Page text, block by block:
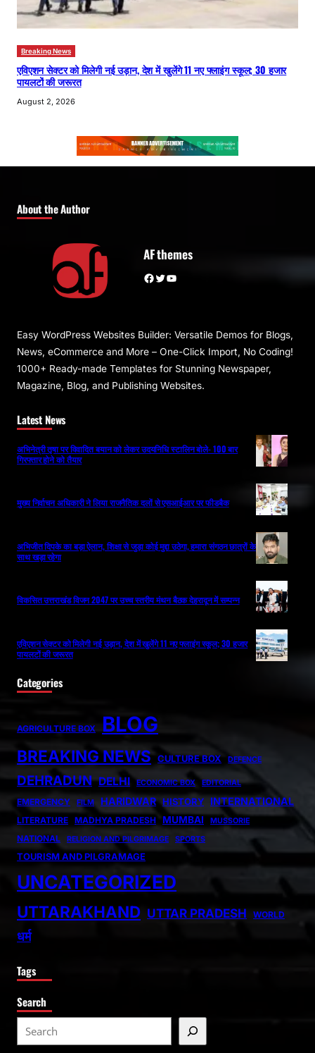
Breaking News
एविएशन सेक्टर को मिलेगी नई उड़ान, देश में खुलेंगे 11 नए फ्लाइंग स्कूल; 30 हजार
पायलटों की जरूरत
August 2, 2026
About the Author
AF themes
Facebook Twitter YouTube
Easy WordPress Websites Builder: Versatile Demos for Blogs,
News, eCommerce and More – One-Click Import, No Coding!
1000+ Ready-made Templates for Stunning Newspaper,
Magazine, Blog, and Publishing Websites.
Latest News
अभिनेत्री तृषा पर विवादित बयान को लेकर उदयनिधि स्टालिन बोले- 100 बार
गिरफ्तार होने को तैयार
मुख्य निर्वाचन अधिकारी ने लिया राजनैतिक दलों से एसआईआर पर फीडबैक
अभिजीत दिपके का बड़ा ऐलान, शिक्षा से जुड़ा कोई मुद्दा उठेगा, हमारा संगठन छात्रों के
साथ खड़ा रहेगा
विकसित उत्तराखंड विजन 2047 पर उच्च स्तरीय मंथन बैठक देहरादून में सम्पन्न
एविएशन सेक्टर को मिलेगी नई उड़ान, देश में खुलेंगे 11 नए फ्लाइंग स्कूल; 30 हजार
पायलटों की जरूरत
Categories
AGRICULTURE BOX BLOG
BREAKING NEWS CULTURE BOX DEFENCE
DEHRADUN DELHI ECONOMIC BOX EDITORIAL
EMERGENCY FILM HARIDWAR HISTORY INTERNATIONAL
LITERATURE MADHYA PRADESH MUMBAI MUSSORIE
NATIONAL RELIGION AND PILGRIMAGE SPORTS
TOURISM AND PILGRAMAGE
UNCATEGORIZED
UTTARAKHAND UTTAR PRADESH WORLD
धर्म
Tags
Search
e